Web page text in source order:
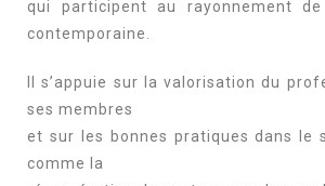
qui participent au rayonnement
contemporaine.
Il s’appuie sur la valorisation du
ses membres
et sur les bonnes pratiques dans le
comme la